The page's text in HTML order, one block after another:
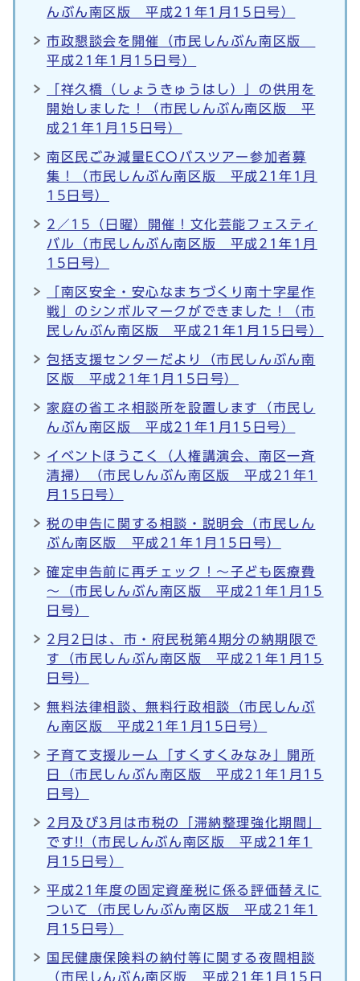
んぶん南区版 平成21年1月15日号）
市政懇談会を開催（市民しんぶん南区版
平成21年1月15日号）
「祥久橋（しょうきゅうはし）」の供用を
開始しました！（市民しんぶん南区版 平
成21年1月15日号）
南区民ごみ減量ECOバスツアー参加者募
集！（市民しんぶん南区版 平成21年1月
15日号）
2／15（日曜）開催！文化芸能フェスティ
バル（市民しんぶん南区版 平成21年1月
15日号）
「南区安全・安心なまちづくり南十字星作
戦」のシンボルマークができました！（市
民しんぶん南区版 平成21年1月15日号）
包括支援センターだより（市民しんぶん南
区版 平成21年1月15日号）
家庭の省エネ相談所を設置します（市民し
んぶん南区版 平成21年1月15日号）
イベントほうこく（人権講演会、南区一斉
清掃）（市民しんぶん南区版 平成21年1
月15日号）
税の申告に関する相談・説明会（市民しん
ぶん南区版 平成21年1月15日号）
確定申告前に再チェック！～子ども医療費
～（市民しんぶん南区版 平成21年1月15
日号）
2月2日は、市・府民税第4期分の納期限で
す（市民しんぶん南区版 平成21年1月15
日号）
無料法律相談、無料行政相談（市民しんぶ
ん南区版 平成21年1月15日号）
子育て支援ルーム「すくすくみなみ」開所
日（市民しんぶん南区版 平成21年1月15
日号）
2月及び3月は市税の「滞納整理強化期間」
です!!（市民しんぶん南区版 平成21年1
月15日号）
平成21年度の固定資産税に係る評価替えに
ついて（市民しんぶん南区版 平成21年1
月15日号）
国民健康保険料の納付等に関する夜間相談
（市民しんぶん南区版 平成21年1月15日